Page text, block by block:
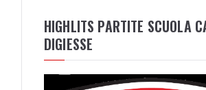
HIGHLITS PARTITE SCUOLA
DIGIESSE